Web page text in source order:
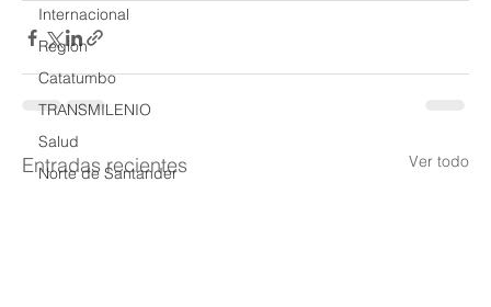
Internacional
Region
Catatumbo
TRANSMILENIO
Salud
Norte de Santander
Entradas recientes Ver todo